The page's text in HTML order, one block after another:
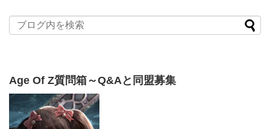
Age Of Z質問箱～Q&Aと同盟募集